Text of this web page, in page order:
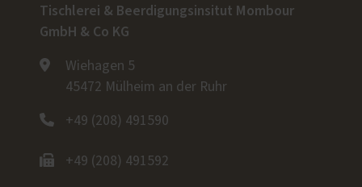
Tischlerei & Beerdigungsinsitut Mombour
GmbH & Co KG
Wiehagen 5
45472 Mülheim an der Ruhr
+49 (208) 491590
+49 (208) 491592